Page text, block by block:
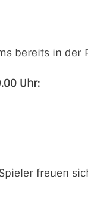
bereits in der
Uhr:
freuen